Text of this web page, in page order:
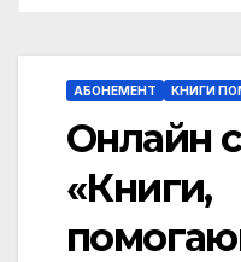
АБОНЕМЕНТ КНИГИ
Онлайн
«Книги,